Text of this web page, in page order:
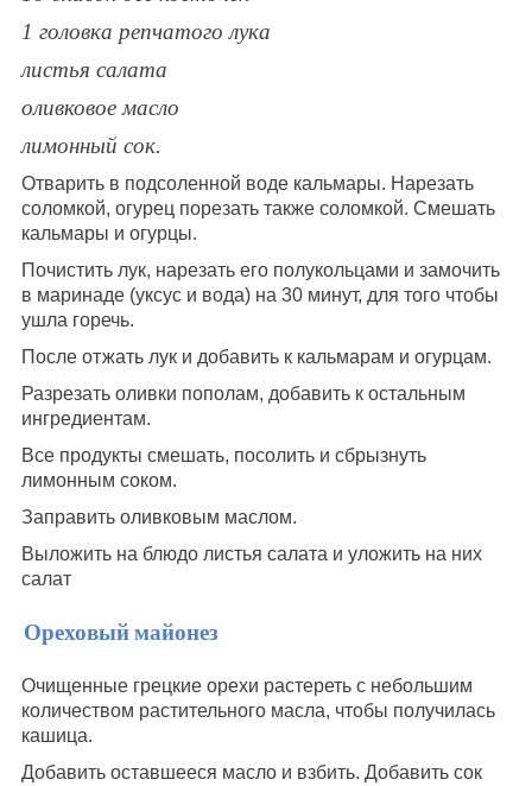
1 головка репчатого лука
листья салата
оливковое масло
лимонный сок.
Отварить в подсоленной воде кальмары. Нарезать
соломкой, огурец порезать также соломкой. Смешать
кальмары и огурцы.
Почистить лук, нарезать его полукольцами и замочить
в маринаде (уксус и вода) на 30 минут, для того чтобы
ушла горечь.
После отжать лук и добавить к кальмарам и огурцам.
Разрезать оливки пополам, добавить к остальным
ингредиентам.
Все продукты смешать, посолить и сбрызнуть
лимонным соком.
Заправить оливковым маслом.
Выложить на блюдо листья салата и уложить на них
салат
Ореховый майонез
Очищенные грецкие орехи растереть с небольшим
количеством растительного масла, чтобы получилась
кашица.
Добавить оставшееся масло и взбить. Добавить сок